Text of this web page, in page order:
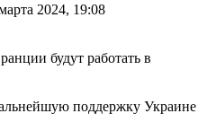
2024, 19:08
поддержку Украине